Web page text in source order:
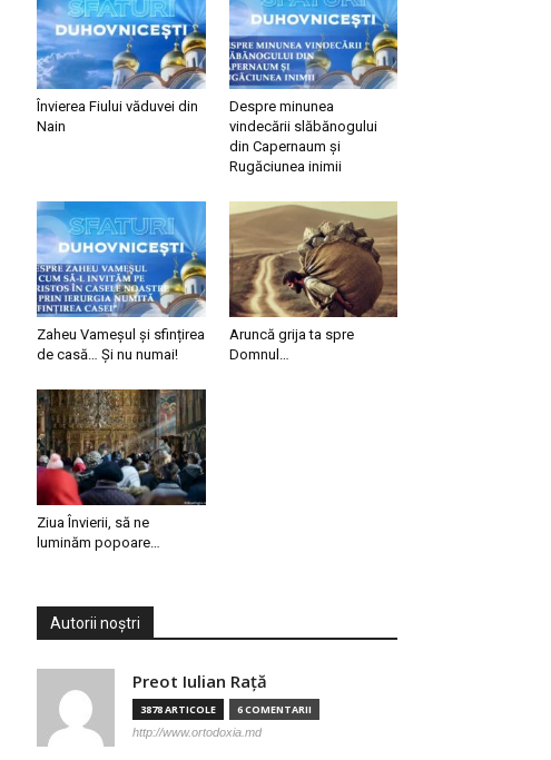
Învierea Fiului văduvei din
Nain
Despre minunea
vindecării slăbănogului
din Capernaum și
Rugăciunea inimii
Zaheu Vameșul și sfințirea
de casă… Și nu numai!
Aruncă grija ta spre
Domnul…
Ziua Învierii, să ne
luminăm popoare…
Autorii noștri
Preot Iulian Raţă
3878 ARTICOLE 6 COMENTARII
http://www.ortodoxia.md